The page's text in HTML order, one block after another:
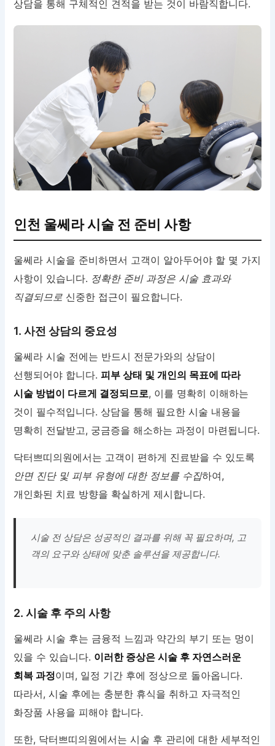
상담을 통해 구체적인 견적을 받는 것이 바람직합니다.
인천 울쎄라 시술 전 준비 사항
울쎄라 시술을 준비하면서 고객이 알아두어야 할 몇 가지
사항이 있습니다. 정확한 준비 과정은 시술 효과와
직결되므로 신중한 접근이 필요합니다.
1. 사전 상담의 중요성
울쎄라 시술 전에는 반드시 전문가와의 상담이
선행되어야 합니다.피부 상태 및 개인의 목표에 따라
시술 방법이 다르게 결정되므로, 이를 명확히 이해하는
것이 필수적입니다. 상담을 통해 필요한 시술 내용을
명확히 전달받고, 궁금증을 해소하는 과정이 마련됩니다.
닥터쁘띠의원에서는 고객이 편하게 진료받을 수 있도록
안면 진단 및 피부 유형에 대한 정보를 수집하여,
개인화된 치료 방향을 확실하게 제시합니다.
시술 전 상담은 성공적인 결과를 위해 꼭 필요하며, 고
객의 요구와 상태에 맞춘 솔루션을 제공합니다.
2. 시술 후 주의 사항
울쎄라 시술 후는 금융적 느낌과 약간의 부기 또는 멍이
있을 수 있습니다. 이러한 증상은 시술 후 자연스러운
회복 과정이며, 일정 기간 후에 정상으로 돌아옵니다.
따라서, 시술 후에는 충분한 휴식을 취하고 자극적인
화장품 사용을 피해야 합니다.
또한, 닥터쁘띠의원에서는 시술 후 관리에 대한 세부적인